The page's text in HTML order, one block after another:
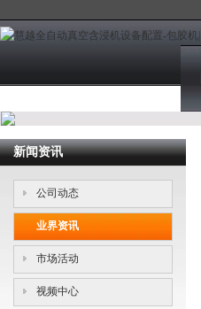
新闻资讯
公司动态
业界资讯
市场活动
视频中心